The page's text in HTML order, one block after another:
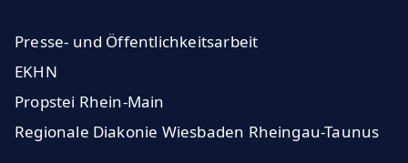
Presse- und Öffentlichkeitsarbeit
EKHN
Propstei Rhein-Main
Regionale Diakonie Wiesbaden Rheingau-Taunus